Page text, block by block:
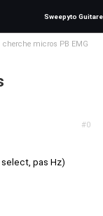
Sweepyto Guitare
cherche micros PB EMG
#0
select, pas Hz)